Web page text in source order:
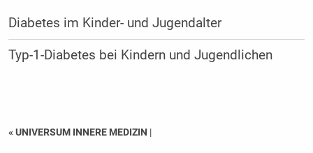
Diabetes im Kinder- und Jugendalter
Typ-1-Diabetes bei Kindern und Jugendlichen
« UNIVERSUM INNERE MEDIZIN |